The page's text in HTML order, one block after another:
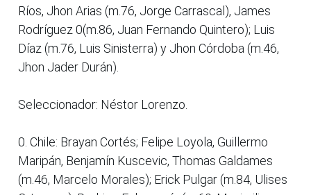
Ríos, Jhon Arias (m.76, Jorge Carrascal), James
Rodríguez 0(m.86, Juan Fernando Quintero); Luis
Díaz (m.76, Luis Sinisterra) y Jhon Córdoba (m.46,
Jhon Jader Durán).
Seleccionador: Néstor Lorenzo.
0. Chile: Brayan Cortés; Felipe Loyola, Guillermo
Maripán, Benjamín Kuscevic, Thomas Galdames
(m.46, Marcelo Morales); Erick Pulgar (m.84, Ulises